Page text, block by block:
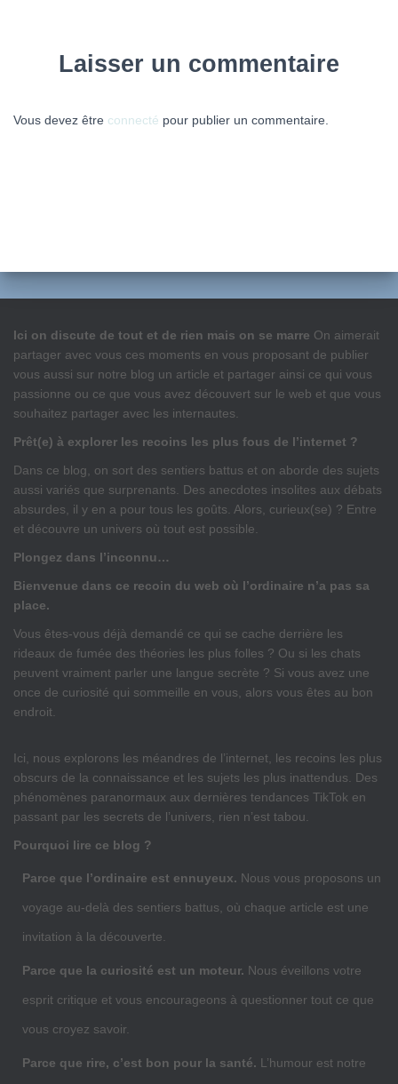
Laisser un commentaire
Vous devez être connecté pour publier un commentaire.
Ici on discute de tout et de rien mais on se marre On aimerait
partager avec vous ces moments en vous proposant de publier
vous aussi sur notre blog un article et partager ainsi ce qui vous
passionne ou ce que vous avez découvert sur le web et que vous
souhaitez partager avec les internautes.
Prêt(e) à explorer les recoins les plus fous de l’internet ?
Dans ce blog, on sort des sentiers battus et on aborde des sujets
aussi variés que surprenants. Des anecdotes insolites aux débats
absurdes, il y en a pour tous les goûts. Alors, curieux(se) ? Entre
et découvre un univers où tout est possible.
Plongez dans l’inconnu…
Bienvenue dans ce recoin du web où l’ordinaire n’a pas sa
place.
Vous êtes-vous déjà demandé ce qui se cache derrière les
rideaux de fumée des théories les plus folles ? Ou si les chats
peuvent vraiment parler une langue secrète ? Si vous avez une
once de curiosité qui sommeille en vous, alors vous êtes au bon
endroit.
Ici, nous explorons les méandres de l’internet, les recoins les plus
obscurs de la connaissance et les sujets les plus inattendus. Des
phénomènes paranormaux aux dernières tendances TikTok en
passant par les secrets de l’univers, rien n’est tabou.
Pourquoi lire ce blog ?
Parce que l’ordinaire est ennuyeux. Nous vous proposons un
voyage au-delà des sentiers battus, où chaque article est une
invitation à la découverte.
Parce que la curiosité est un moteur. Nous éveillons votre
esprit critique et vous encourageons à questionner tout ce que
vous croyez savoir.
Parce que rire, c’est bon pour la santé. L’humour est notre